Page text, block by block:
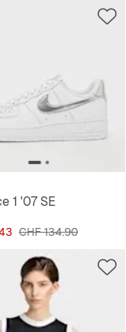
1 '07 SE
Originalpreis
CHF 134.90